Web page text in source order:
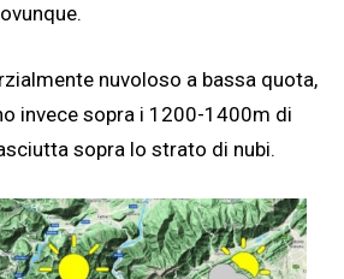
nuvoloso a bassa quota,
invece sopra i 1200-1400m di
sopra lo strato di nubi.